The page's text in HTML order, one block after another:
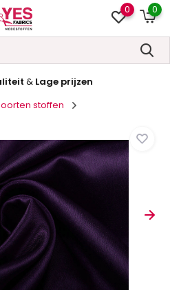
0 0
& Lage prijzen
stoffen